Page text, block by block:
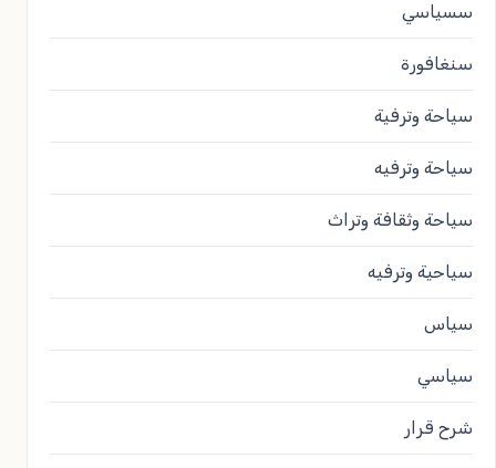
سسياسي
سنغافورة
سياحة وترفية
سياحة وترفيه
سياحة وثقافة وتراث
سياحية وترفيه
سياس
سياسي
شرح قرار